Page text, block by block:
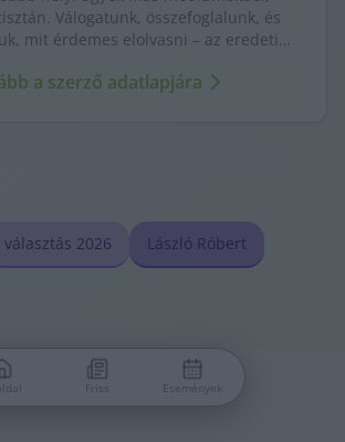
Válogatunk, összefoglalunk, és
mit érdemes elolvasni – az eredeti
a szerző adatlapjára
választás 2026 László Róbert
Friss Események